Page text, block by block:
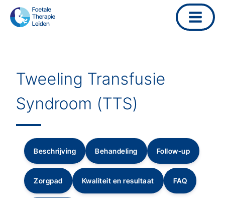
naar
Tweeling Transfusie
Syndroom (TTS)
Beschrijving Behandeling Follow-up
Zorgpad Kwaliteit en resultaat FAQ